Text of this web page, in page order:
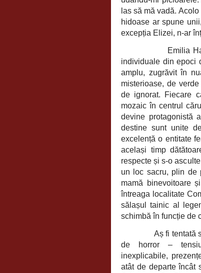
las să mă vadă.
hidoase ar spune
excepția Elizei, n-ar
Emilia
individuale din epoci
amplu, zugrăvit în
misterioase, de
de ignorat. Fiecare
mozaic în centrul
devine protagonistă
destine sunt unite
excelență o entitate
același timp
respecte și s-o
un loc sacru, plin de
mamă binevoitoare
întreaga localitate
sălașul tainic al
schimbă în funcție de
Aș fi tentată
de horror –
inexplicabile,
atât de departe încât